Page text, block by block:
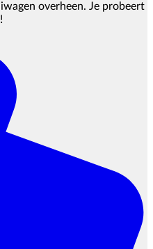
overheen. Je probeert